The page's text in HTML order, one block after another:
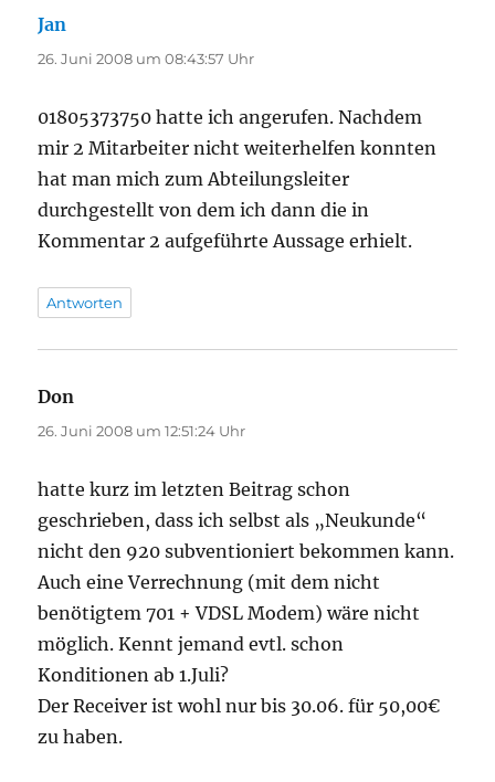
Jan
26. Juni 2008 um 08:43:57 Uhr
01805373750 hatte ich angerufen. Nachdem
mir 2 Mitarbeiter nicht weiterhelfen konnten
hat man mich zum Abteilungsleiter
durchgestellt von dem ich dann die in
Kommentar 2 aufgeführte Aussage erhielt.
Antworten
Don
26. Juni 2008 um 12:51:24 Uhr
hatte kurz im letzten Beitrag schon
geschrieben, dass ich selbst als „Neukunde“
nicht den 920 subventioniert bekommen kann.
Auch eine Verrechnung (mit dem nicht
benötigtem 701 + VDSL Modem) wäre nicht
möglich. Kennt jemand evtl. schon
Konditionen ab 1.Juli?
Der Receiver ist wohl nur bis 30.06. für 50,00€
zu haben.